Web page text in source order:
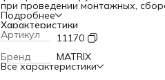
при проведении монтажных,
укладки плитки. Инструмент
прочности, стойкостью к
среды и хорошим
профессионального применения.
светлыми и чувствительными к
резиновый боек обладает
свойствами, а его белая часть не
Подробнее
Характеристики
Артикул
11170
Бренд
MATRIX
Все характеристики